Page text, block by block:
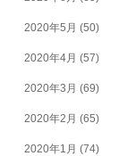
2020年5月 (50)
2020年4月 (57)
2020年3月 (69)
2020年2月 (65)
2020年1月 (74)